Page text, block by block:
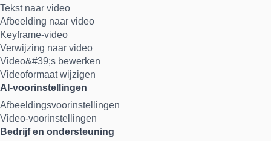
Tekst naar video
Afbeelding naar video
Keyframe-video
Verwijzing naar video
Video&#39;s bewerken
Videoformaat wijzigen
AI-voorinstellingen
Afbeeldingsvoorinstellingen
Video-voorinstellingen
Bedrijf en ondersteuning